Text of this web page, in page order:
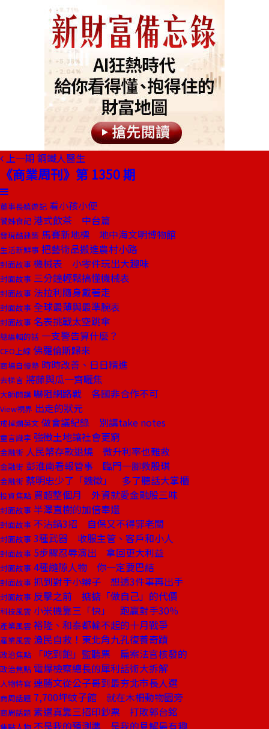
上一期 鋼鐵人醫生
《商業周刊》第 1350 期
董事長嬉遊記 看小孩小便
饕姊食記 港式飲茶 中台篇
發現酷建築 馬賽新地標 地中海文明博物館
生活新鮮事 把藝術品搬進農村小路
封面故事 機械表 小零件玩出大趣味
封面故事 三分鐘輕鬆搞懂機械表
封面故事 法拉利隨身戴著走
封面故事 全球最薄與最準腕表
封面故事 名表挑戰太空跳傘
總編輯的話 一支警告算什麼？
CEO上線 佛羅倫斯歸來
商場自慢塾 時時改善、日日精進
去梯言 將藤與瓜一齊曬焦
大師開講 嚇阻網路戰 各國非合作不可
View視界 出走的狀元
戒掉爛英文 做會議紀錄 別講take notes
童言識李 強徵土地讓社會更窮
金融街 人民幣存款退燒 微升利率也難救
金融街 彭淮南看報管事 臨門一腳救殷琪
金融街 蔡明忠少了「魏徵」 多了聽話大掌櫃
投資焦點 買超整個月 外資就愛金融股三味
封面故事 半澤直樹的加倍奉還
封面故事 不沾鍋3招 自保又不得罪老闆
封面故事 3種武器 收服主管、客戶和小人
封面故事 5步驟忍辱演出 拿回更大利益
封面故事 4種縫隙人物 你一定要巴結
封面故事 抓到對手小辮子 想透3件事再出手
封面故事 反擊之前 掂掂「做自己」的代價
科技風雲 小米機靠三「快」 跑贏對手30％
產業風雲 裕隆、和泰都輸不起的十月戰爭
產業風雲 漁民自救！東北角九孔復養奇蹟
政治焦點 「吃到飽」監聽票 扁案法官核發的
政治焦點 電爆檢察總長的犀利話術大拆解
人物特寫 連勝文從公子哥到最夯北市長人選
商周話題 7,700坪蚊子館 就在木柵動物園旁
商周話題 素還真靠三招印鈔票 打敗郭台銘
不是我的預測準 是我的見解最有趣